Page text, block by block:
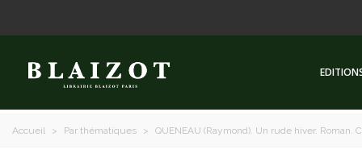
Accueil > Par thématiques > QUENEAU (Raymond). Un rude hiver. Roman.